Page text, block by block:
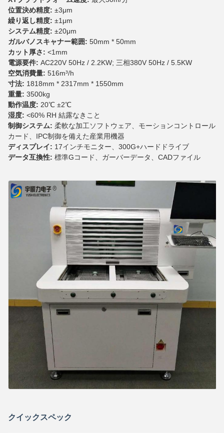
位置決め精度: ±3μm
繰り返し精度: ±1μm
システム精度: ±20μm
ガルバノスキャナー範囲: 50mm * 50mm
カット厚さ: <1mm
電源要件: AC220V 50Hz / 2.2KW; 三相380V 50Hz / 5.5KW
空気消費量: 516m³/h
寸法: 1818mm * 2317mm * 1550mm
重量: 3500kg
動作温度: 20℃ ±2℃
湿度: <60% RH 結露なきこと
制御システム: 柔軟な加工ソフトウェア、モーションコントロール
カード、IPC制御を備えた産業用機器
ディスプレイ: 17インチモニター、300G+ハードドライブ
データ互換性: 標準Gコード、ガーバーデータ、CADファイル
クイックスペック